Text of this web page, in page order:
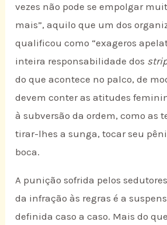
vezes não pode se empolgar
mais”, aquilo que um dos
qualificou como “exageros
inteira responsabilidade dos
do que acontece no palco, de
devem conter as atitudes
à subversão da ordem, como as
tirar-lhes a sunga, tocar seu
boca.
A punição sofrida pelos
da infração às regras é a
definida caso a caso. Mais do